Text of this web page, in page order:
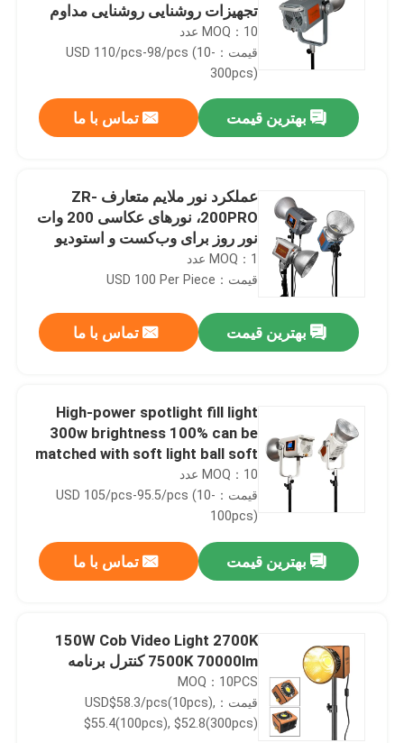
تجهیزات روشنایی روشنایی مداوم
برای ویدئو زنده پر نور
MOQ：10 عدد
قیمت：USD 110/pcs-98/pcs (10-
300pcs)
بهترین قیمت تماس با ما
عملکرد نور ملایم متعارف ZR-
200PRO، نورهای عکاسی 200 وات
نور روز برای وب‌کست و استودیو
MOQ：1 عدد
قیمت：USD 100 Per Piece
بهترین قیمت تماس با ما
High-power spotlight fill light
300w brightness 100% can be
matched with soft light ball soft
light cover suitable for portrait
photography fill light
MOQ：10 عدد
قیمت：USD 105/pcs-95.5/pcs (10-
100pcs)
بهترین قیمت تماس با ما
150W Cob Video Light 2700K
7500K 70000lm کنترل برنامه
MOQ：10PCS
قیمت：USD$58.3/pcs(10pcs),
$55.4(100pcs), $52.8(300pcs)